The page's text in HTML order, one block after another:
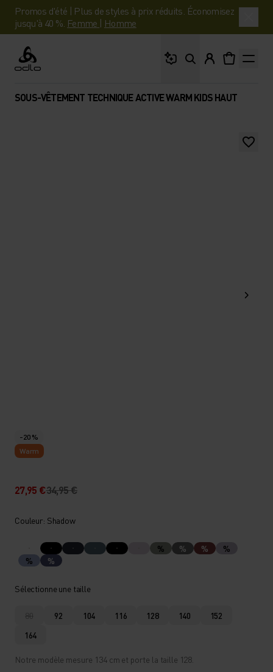
Promos d'été | Plus de styles à prix réduits. Économisez
jusqu'à 40 %. Femme | Homme
Odlo
SOUS-VÊTEMENT TECHNIQUE ACTIVE WARM KIDS HAUT
-20 %
Warm
27,95 €34,95 €
Couleur: Shadow
% % %
%
%
%
Sélectionne une taille
80 92 104 116 128 140
152
164
Notre modèle mesure 134 cm et porte la taille 128.